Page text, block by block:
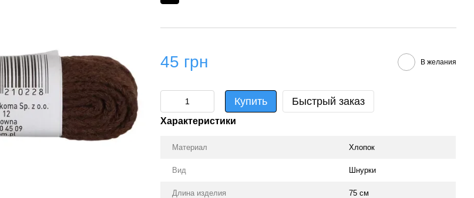
45 грн В желания
Купить Быстрый заказ
Характеристики
Материал Хлопок
Вид Шнурки
Длина изделия 75 см